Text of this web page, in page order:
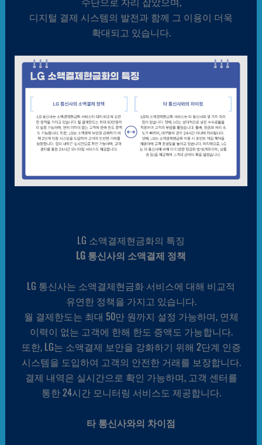
디지털 결제 시스템의 발전과 함께 그 이용이 더욱
확대되고 있습니다.
LG 소액결제현금화의 특징
LG 통신사의 소액결제 정책
LG 통신사는 소액결제현금화 서비스에 대해 비교적
유연한 정책을 가지고 있습니다.
월 결제한도는 최대 50만 원까지 설정 가능하며, 연체
이력이 없는 고객에 한해 한도 증액도 가능합니다.
또한, LG는 소액결제 보안을 강화하기 위해 2단계 인증
시스템을 도입하여 고객의 안전한 거래를 보장합니다.
결제 내역은 실시간으로 확인 가능하며, 고객 센터를
통한 24시간 모니터링 서비스도 제공합니다.
타 통신사와의 차이점